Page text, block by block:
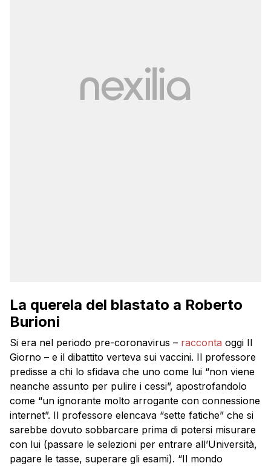
La querela del blastato a Roberto
Burioni
Si era nel periodo pre-coronavirus – racconta oggi Il
Giorno – e il dibattito verteva sui vaccini. Il professore
predisse a chi lo sfidava che uno come lui “non viene
neanche assunto per pulire i cessi”, apostrofandolo
come “un ignorante molto arrogante con connessione
internet”. Il professore elencava “sette fatiche” che si
sarebbe dovuto sobbarcare prima di potersi misurare
con lui (passare le selezioni per entrare all’Università,
pagare le tasse, superare gli esami). “Il mondo